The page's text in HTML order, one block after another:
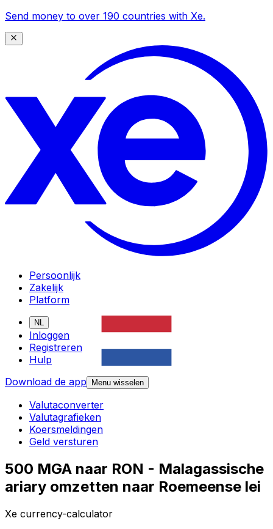
Send money to over 190 countries with Xe.
Persoonlijk
Zakelijk
Platform
NL
Inloggen
Registreren
Hulp
Download de app
Menu wisselen
Valutaconverter
Valutagrafieken
Koersmeldingen
Geld versturen
500 MGA naar RON - Malagassische
ariary omzetten naar Roemeense lei
Xe currency-calculator